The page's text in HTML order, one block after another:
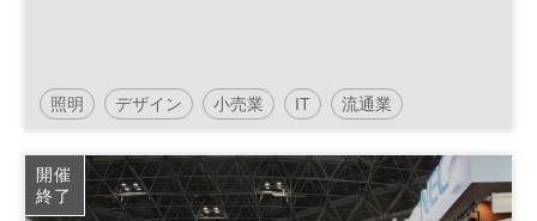
照明 デザイン 小売業 IT 流通業
フランチャイズ
開催
終了